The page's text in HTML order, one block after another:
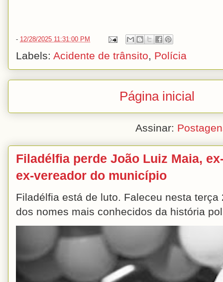
- 12/28/2025 11:31:00 PM
Labels: Acidente de trânsito, Polícia
Página inicial
Assinar:
Filadélfia perde João Luiz Maia,
ex-vereador do município
Filadélfia está de luto. Faleceu nesta
dos nomes mais conhecidos da história